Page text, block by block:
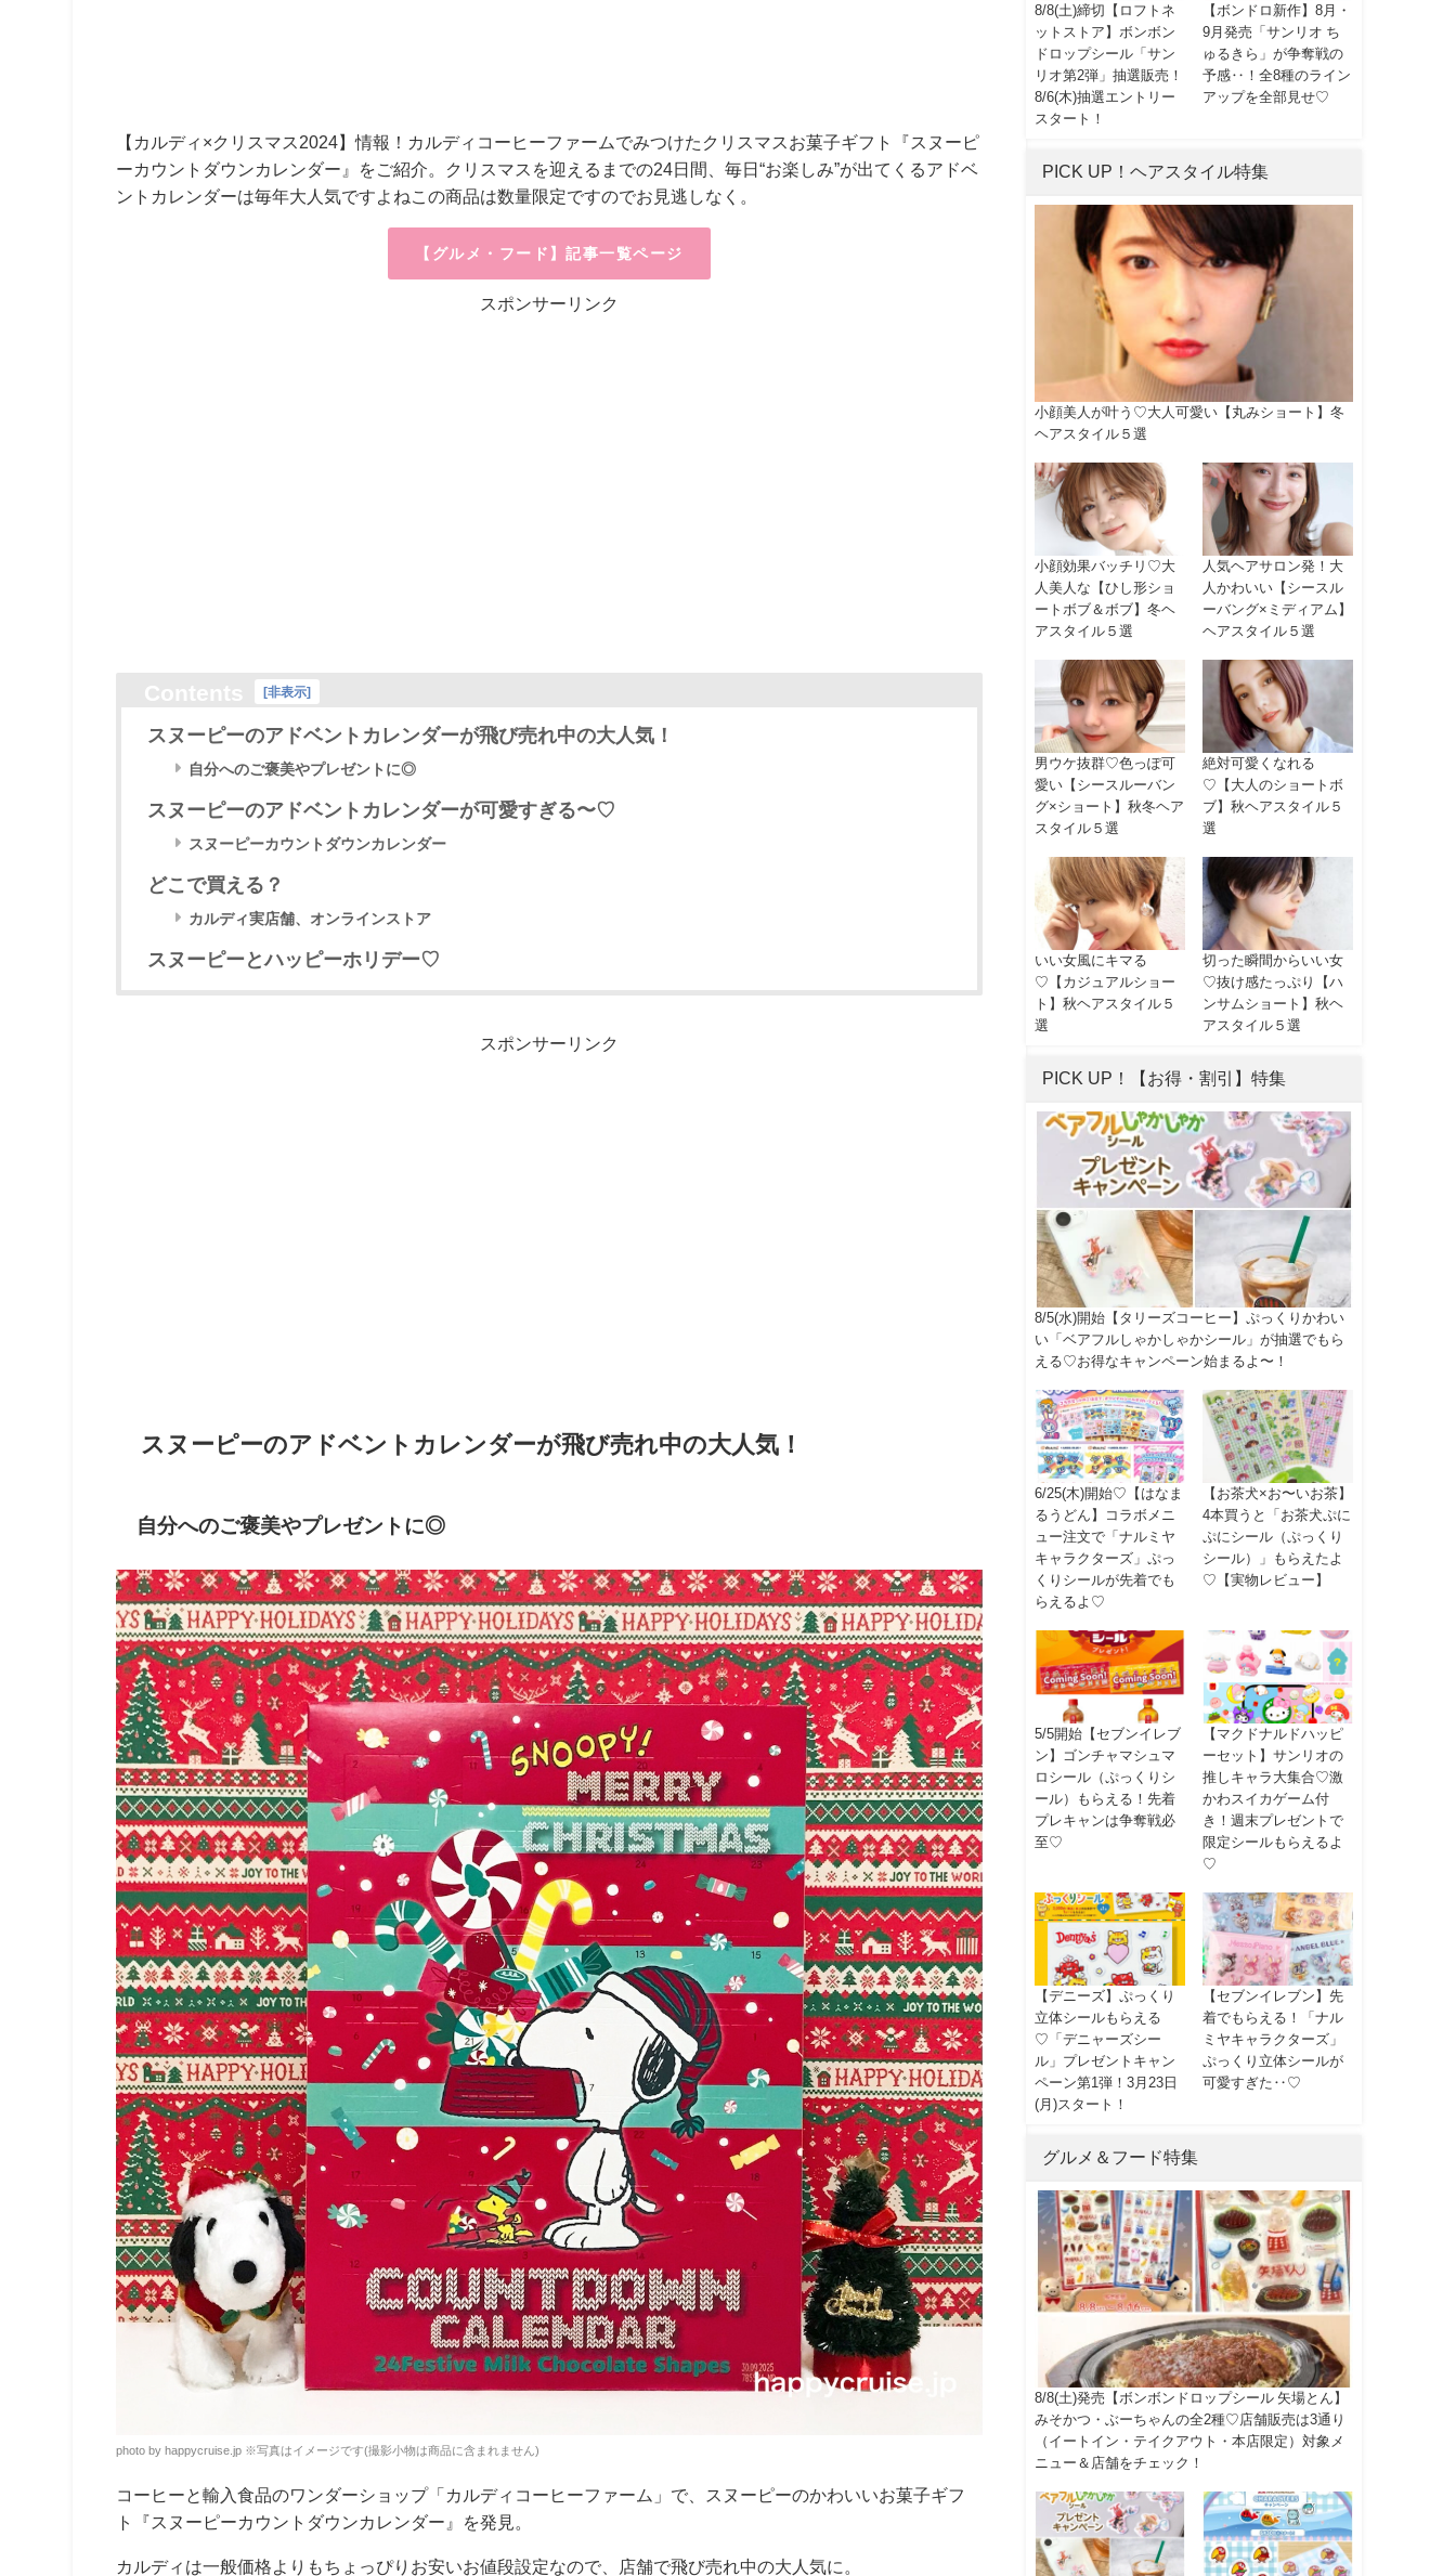
【カルディ×クリスマス2024】情報！ カルディコーヒーファームでみつけたクリスマスお菓子ギフト『スヌーピ
ーカウントダウンカレンダー』をご紹介。クリスマスを迎えるまでの24日間、毎日“お楽しみ”が出てくるアドベ
ントカレンダーは毎年大人気ですよねこの商品は数量限定ですのでお見逃しなく。
【グルメ・フード】記事一覧ページ
スポンサーリンク
[非表示]
スヌーピーのアドベントカレンダーが飛び売れ中の大人気！
自分へのご褒美やプレゼントに◎
スヌーピーのアドベントカレンダーが可愛すぎる〜♡
スヌーピーカウントダウンカレンダー
どこで買える？
カルディ実店舗、オンラインストア
スヌーピーとハッピーホリデー♡
スポンサーリンク
スヌーピーのアドベントカレンダーが飛び売れ中の大人気！
自分へのご褒美やプレゼントに◎
photo by happycruise.jp ※写真はイメージです(撮影小物は商品に含まれません)
コーヒーと輸入食品のワンダーショップ「カルディコーヒーファーム」で、スヌーピーのかわいいお菓子ギフ
ト『スヌーピーカウントダウンカレンダー』を発見。
カルディは一般価格よりもちょっぴりお安いお値段設定なので、店舗で飛び売れ中の大人気に。
8/8(土)締切【ロフトネ
ットストア】ボンボン
ドロップシール「サン
リオ第2弾」抽選販売！
8/6(木)抽選エントリー
スタート！
【ボンドロ新作】8月・
9月発売「サンリオ ち
ゅるきら」が争奪戦の
予感‥！全8種のライン
アップを全部見せ♡
PICK UP！ヘアスタイル特集
小顔美人が叶う♡大人可愛い【丸みショート】冬
ヘアスタイル５選
小顔効果バッチリ♡大
人美人な【ひし形ショ
ートボブ＆ボブ】冬ヘ
アスタイル５選
人気ヘアサロン発！大
人かわいい【シースル
ーバング×ミディアム】
ヘアスタイル５選
男ウケ抜群♡色っぽ可
愛い【シースルーバン
グ×ショート】秋冬ヘア
スタイル５選
絶対可愛くなれる
♡【大人のショートボ
ブ】秋ヘアスタイル５
選
いい女風にキマる
♡【カジュアルショー
ト】秋ヘアスタイル５
選
切った瞬間からいい女
♡抜け感たっぷり【ハ
ンサムショート】秋ヘ
アスタイル５選
PICK UP！【お得・割引】特集
8/5(水)開始【タリーズコーヒー】ぷっくりかわい
い「ベアフルしゃかしゃかシール」が抽選でもら
える♡お得なキャンペーン始まるよ〜！
6/25(木)開始♡【はなま
るうどん】コラボメニ
ュー注文で「ナルミヤ
キャラクターズ」ぷっ
くりシールが先着でも
らえるよ♡
【お茶犬×お〜いお茶】
4本買うと「お茶犬ぷに
ぷにシール（ぷっくり
シール）」もらえたよ
♡【実物レビュー】
5/5開始【セブンイレブ
ン】ゴンチャマシュマ
ロシール（ぷっくりシ
ール）もらえる！先着
プレキャンは争奪戦必
至♡
【マクドナルドハッピ
ーセット】サンリオの
推しキャラ大集合♡激
かわスイカゲーム付
き！週末プレゼントで
限定シールもらえるよ
♡
【デニーズ】ぷっくり
立体シールもらえる
♡「デニャーズシー
ル」プレゼントキャン
ペーン第1弾！3月23日
(月)スタート！
【セブンイレブン】先
着でもらえる！「ナル
ミヤキャラクターズ」
ぷっくり立体シールが
可愛すぎた‥♡
グルメ＆フード特集
8/8(土)発売【ボンボンドロップシール 矢場とん】
みそかつ・ぶーちゃんの全2種♡店舗販売は3通り
（イートイン・テイクアウト・本店限定）対象メ
ニュー＆店舗をチェック！